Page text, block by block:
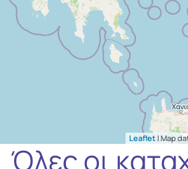
Leaflet | Map
Όλες οι